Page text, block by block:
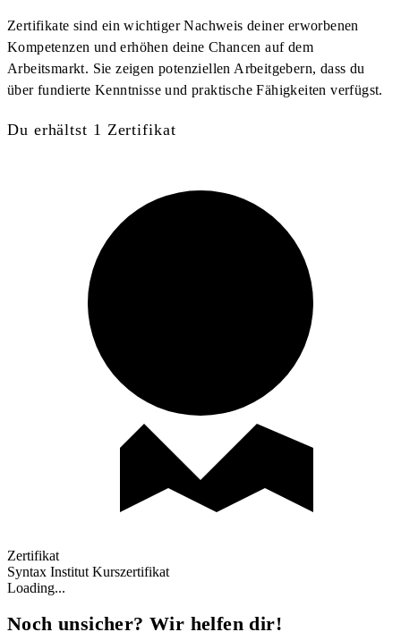
Zertifikate sind ein wichtiger Nachweis deiner erworbenen
Kompetenzen und erhöhen deine Chancen auf dem
Arbeitsmarkt. Sie zeigen potenziellen Arbeitgebern, dass du
über fundierte Kenntnisse und praktische Fähigkeiten verfügst.
Du erhältst 1 Zertifikat
Zertifikat
Syntax Institut Kurszertifikat
Loading...
Noch unsicher? Wir helfen dir!